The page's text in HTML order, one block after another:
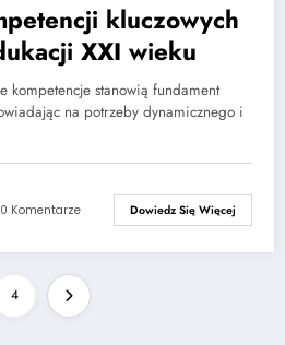
kluczowych
XXI wieku
kompetencje stanowią fundament
na potrzeby dynamicznego i
0 Komentarze Dowiedz Się Więcej
4